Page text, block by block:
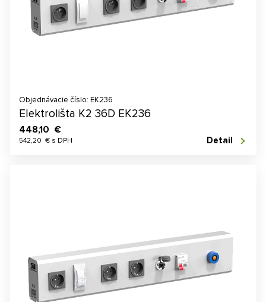
Objednávacie číslo: EK236
Elektrolišta K2 36D EK236
448,10 €
542,20 € s DPH Detail